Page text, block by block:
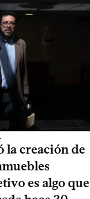
la creación de
es algo que